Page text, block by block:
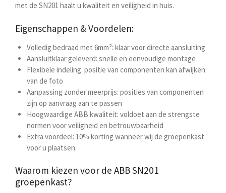
met de SN201 haalt u kwaliteit en veiligheid in huis.
Eigenschappen & Voordelen:
Volledig bedraad met 6mm²: klaar voor directe aansluiting
Aansluitklaar geleverd: snelle en eenvoudige montage
Flexibele indeling: positie van componenten kan afwijken
van de foto
Aanpassing zonder meerprijs: posities van componenten
zijn op aanvraag aan te passen
Hoogwaardige ABB kwaliteit: voldoet aan de strengste
normen voor veiligheid en betrouwbaarheid
Extra voordeel: 10% korting wanneer wij de groepenkast
voor u plaatsen
Waarom kiezen voor de ABB SN201
groepenkast?